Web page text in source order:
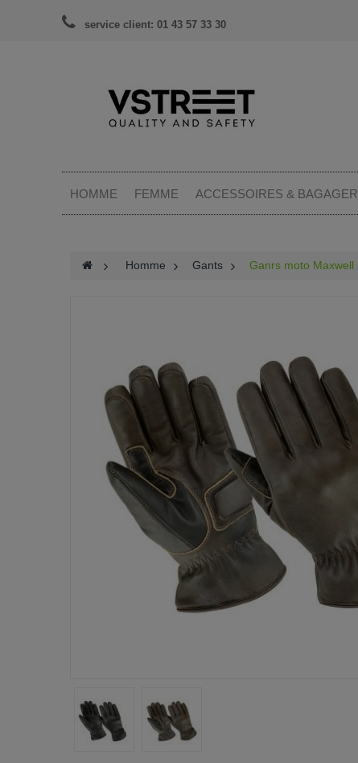
service client: 01 43 57 33 30
HOMME FEMME ACCESSOIRES &
> Homme > Gants > Ganrs moto Maxwell